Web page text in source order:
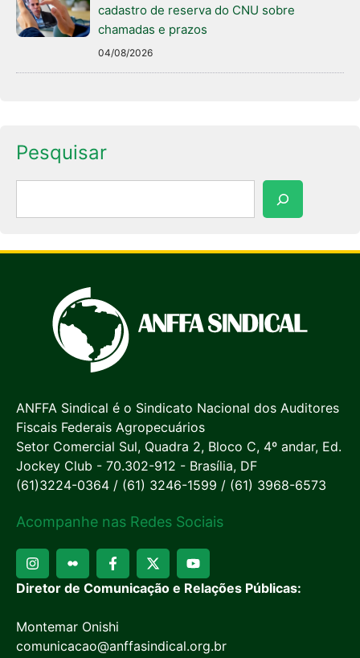
cadastro de reserva do CNU sobre
chamadas e prazos
04/08/2026
Pesquisar
ANFFA Sindical é o Sindicato Nacional dos Auditores
Fiscais Federais Agropecuários
Setor Comercial Sul, Quadra 2, Bloco C, 4º andar, Ed.
Jockey Club - 70.302-912 - Brasília, DF
(61)3224-0364 / (61) 3246-1599 / (61) 3968-6573
Acompanhe nas Redes Sociais
Diretor de Comunicação e Relações Públicas:
Montemar Onishi
comunicacao@anffasindical.org.br